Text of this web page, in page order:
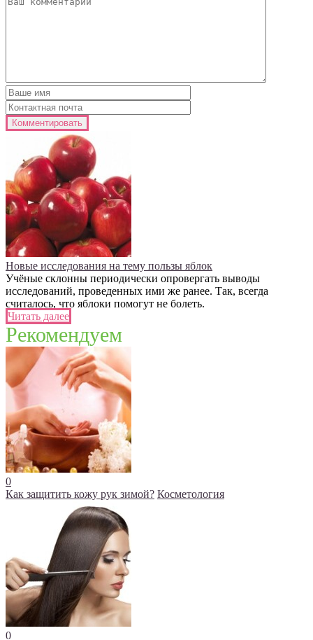
Новые исследования на тему пользы яблок
Учёные склонны периодически опровергать выводы
исследований, проведенных ими же ранее. Так, всегда
считалось, что яблоки помогут не болеть.
Читать далее
Рекомендуем
0
Как защитить кожу рук зимой? Косметология
0